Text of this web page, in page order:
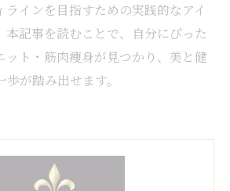
ラインを目指すための実践的なアイ
本記事を読むことで、自分にぴった
ット・筋肉痩身が見つかり、美と健
が踏み出せます。